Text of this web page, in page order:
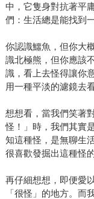
中，它隻身對抗著平
們：生活總是能找到
你認識鱷魚，但你大
識北極熊，但你應該
識，看上去怪得讓你
用一種平淡的濾鏡去
想想看，當我們笑著
怪！」時，我們其實
知這種怪，是無聊生
很喜歡發掘出這種怪的
再仔細想想，即便愛
「很怪」的地方。而